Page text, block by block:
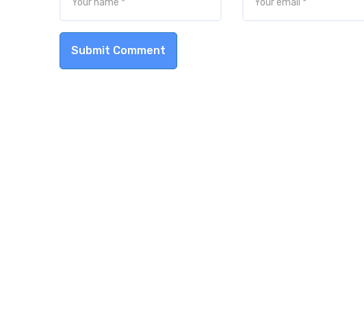
Submit Comment